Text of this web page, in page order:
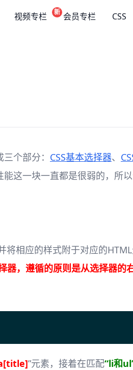
视频专栏 新 会员专栏 CSS
个部分： CSS基本选择器、
这一块一直都是很弱的，所
相应的样式附于对应的HTML
器，遵循的原则是从选择器
”元素，接着在匹配“li和